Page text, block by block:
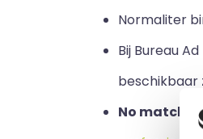
Normaliter
Bij Bureau
beschikbaar
No match